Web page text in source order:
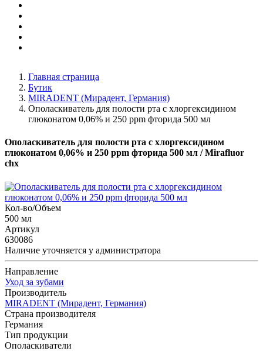
Главная страница
Бутик
MIRADENT (Мирадент, Германия)
Ополаскиватель для полости рта с хлоргексидином
глюконатом 0,06% и 250 ppm фторида 500 мл
Ополаскиватель для полости рта с хлоргексидином
глюконатом 0,06% и 250 ppm фторида 500 мл / Mirafluor
chx
Кол-во/Объем
500 мл
Артикул
630086
Наличие уточняется у администратора
Направление
Уход за зубами
Производитель
MIRADENT (Мирадент, Германия)
Страна производителя
Германия
Тип продукции
Ополаскиватели